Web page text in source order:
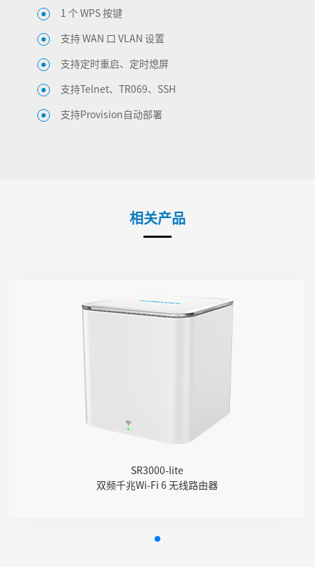
1 个 WPS 按键
支持 WAN 口 VLAN 设置
支持定时重启、定时熄屏
支持Telnet、TR069、SSH
支持Provision自动部署
相关产品
SR3000-lite
双频千兆Wi-Fi 6 无线路由器
SR3000-lite
● 支持 WAN 口 VLAN 设置
● 支持Provision自动部署